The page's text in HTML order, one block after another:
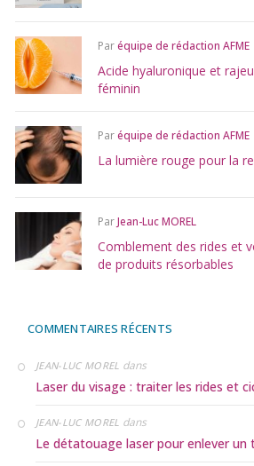
Paréquipe de rédaction AFME
Acide hyaluronique et
féminin
Paréquipe de rédaction AFME
La lumière rouge pour la
ParJean-Luc MOREL
Comblement des rides et
de produits résorbables
COMMENTAIRES RÉCENTS
JEAN-LUC MOREL dans
Laser du visage : traiter les rides et
JEAN-LUC MOREL dans
Le détatouage laser pour enlever un